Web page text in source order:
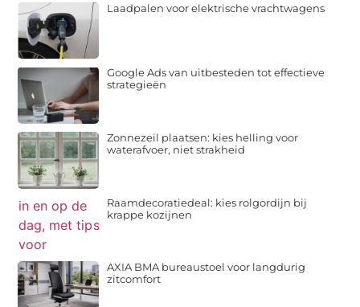
Laadpalen voor elektrische vrachtwagens
Google Ads van uitbesteden tot effectieve
strategieën
Zonnezeil plaatsen: kies helling voor
waterafvoer, niet strakheid
Raamdecoratiedeal: kies rolgordijn bij
krappe kozijnen
AXIA BMA bureaustoel voor langdurig
zitcomfort